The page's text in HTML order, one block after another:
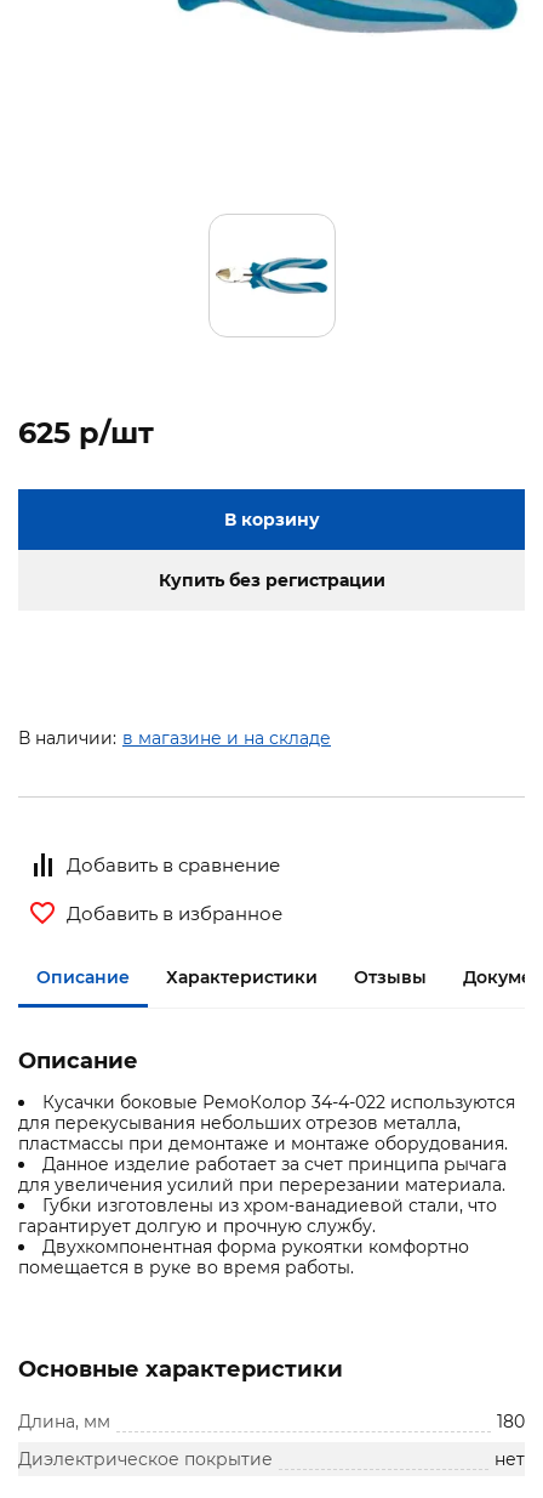
625 p/шт
В корзину
Купить без регистрации
В наличии: в магазине и на складе
Добавить в сравнение
Добавить в избранное
Описание Характеристики Отзывы
Описание
Кусачки боковые РемоКолор 34-4-022 используются
для перекусывания небольших отрезов металла,
пластмассы при демонтаже и монтаже оборудования.
Данное изделие работает за счет принципа рычага
для увеличения усилий при перерезании материала.
Губки изготовлены из хром-ванадиевой стали, что
гарантирует долгую и прочную службу.
Двухкомпонентная форма рукоятки комфортно
помещается в руке во время работы.
Основные характеристики
Длина, мм
180
Диэлектрическое покрытие
нет